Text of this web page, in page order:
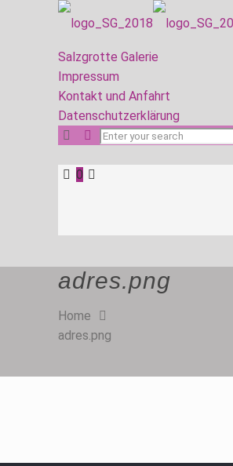
Salzgrotte Galerie
Impressum
Kontakt und Anfahrt
Datenschutzerklärung
0
adres.png
Home
adres.png